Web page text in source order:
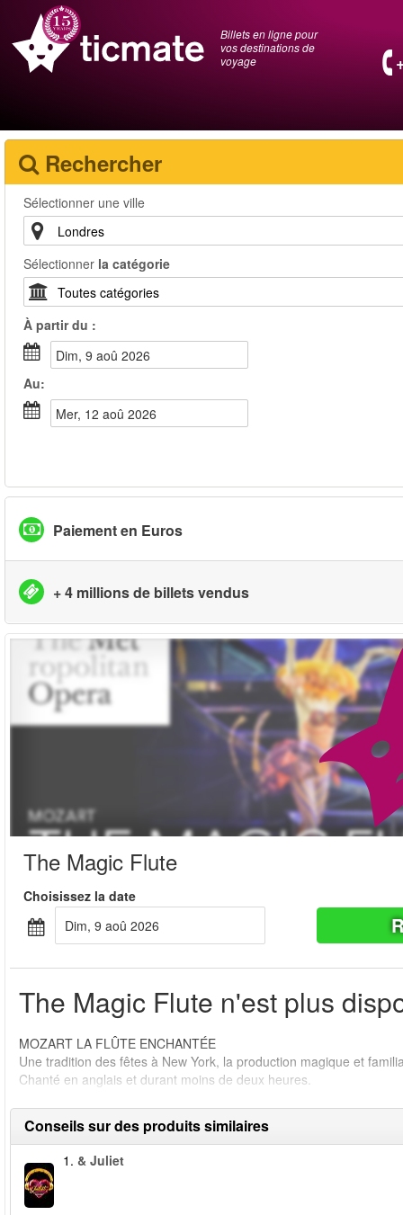
Billets en ligne pour
vos destinations de
voyage
Rechercher
Sélectionner une ville
Sélectionner la catégorie
À partir du :
dim, 9 aoû 2026
Au:
mer, 12 aoû 2026
Paiement en Euros
+ 4 millions de billets vendus
The Magic Flute
Choisissez la date
dim, 9 aoû 2026
The Magic Flute n'est plus
MOZART LA FLÛTE ENCHANTÉE
Une tradition des fêtes à New York, la production magique et
Chanté en anglais et durant moins de deux heures.
Conseils sur des produits similaires
1. & Juliet